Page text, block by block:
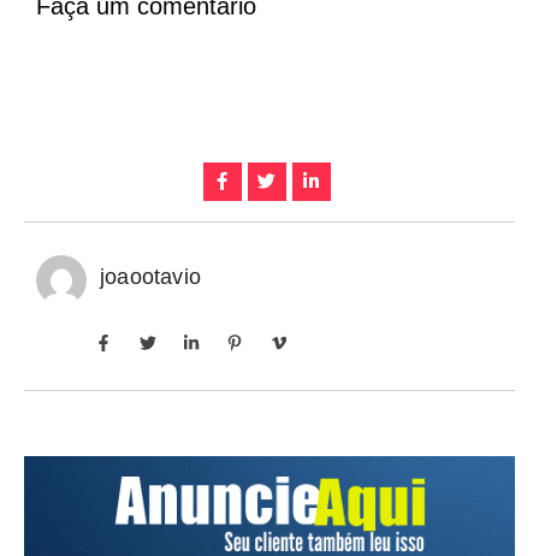
Faça um comentário
joaootavio